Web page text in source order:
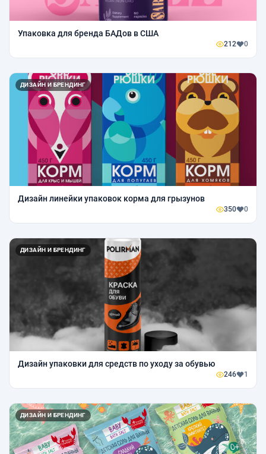
Упаковка для бренда БАДов в США
212 0
ДИЗАЙН И БРЕНДИНГ
Дизайн линейки упаковок корма для грызунов
350 0
ДИЗАЙН И БРЕНДИНГ
Дизайн упаковки для средств по уходу за обувью
246 1
ДИЗАЙН И БРЕНДИНГ